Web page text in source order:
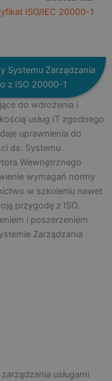
ISO/IEC 20000-1
Systemu Zarządzania
z ISO 20000-1
do wdrożenia i
usług IT zgodnego
uprawnienia do
ds. Systemu
Wewnętrznego
wymagań normy
w szkoleniu nawet
przygodę z ISO.
i poszerzeniem
Zarządzania
usługami